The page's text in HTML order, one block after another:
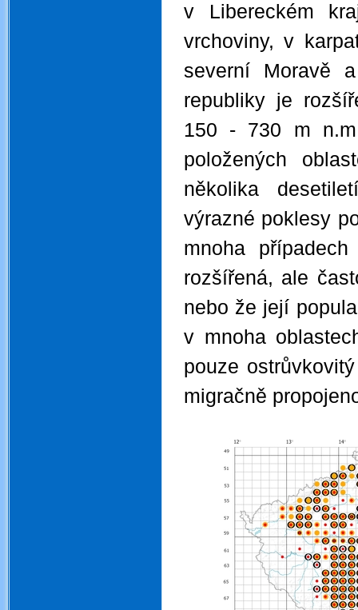
v Libereckém
vrchoviny, v
severní Moravě
republiky je
150 - 730 m
položených
několika
výrazné poklesy
mnoha
rozšířená, ale
nebo že její
v mnoha
pouze
migračně